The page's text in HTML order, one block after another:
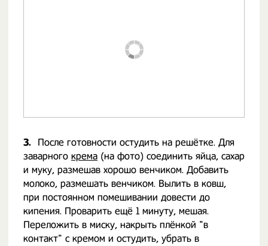
3.
После готовности остудить на решётке. Для
заварного крема (на фото) соединить яйца, сахар
и муку, размешав хорошо венчиком. Добавить
молоко, размешать венчиком. Вылить в ковш,
при постоянном помешивании довести до
кипения. Проварить ещё 1 минуту, мешая.
Переложить в миску, накрыть плёнкой "в
контакт" с кремом и остудить, убрать в